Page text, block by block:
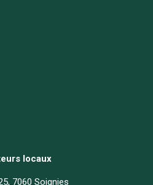
locaux
7060 Soignies